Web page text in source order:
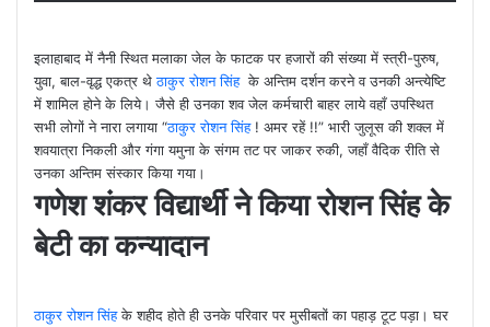
इलाहाबाद में नैनी स्थित मलाका जेल के फाटक पर हजारों की संख्या में स्त्री-पुरुष,
युवा, बाल-वृद्ध एकत्र थेठाकुर रोशन सिंहके अन्तिम दर्शन करने व उनकी अन्त्येष्टि
में शामिल होने के लिये। जैसे ही उनका शव जेल कर्मचारी बाहर लाये वहाँ उपस्थित
सभी लोगों ने नारा लगाया “ठाकुर रोशन सिंह! अमर रहें !!” भारी जुलूस की शक्ल में
शवयात्रा निकली और गंगा यमुना के संगम तट पर जाकर रुकी, जहाँ वैदिक रीति से
उनका अन्तिम संस्कार किया गया।
गणेश शंकर विद्यार्थी ने किया रोशन सिंह के
बेटी का कन्यादान
ठाकुर रोशन सिंहके शहीद होते ही उनके परिवार पर मुसीबतों का पहाड़ टूट पड़ा। घर